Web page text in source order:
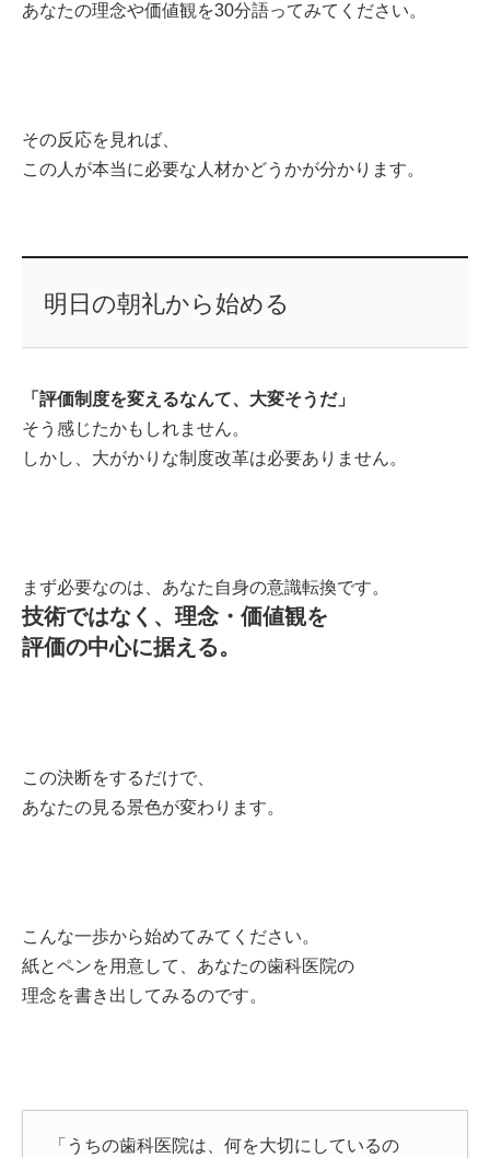
あなたの理念や価値観を30分語ってみてください。
その反応を見れば、
この人が本当に必要な人材かどうかが分かります。
明日の朝礼から始める
「評価制度を変えるなんて、大変そうだ」
そう感じたかもしれません。
しかし、大がかりな制度改革は必要ありません。
まず必要なのは、あなた自身の意識転換です。
技術ではなく、理念・価値観を
評価の中心に据える。
この決断をするだけで、
あなたの見る景色が変わります。
こんな一歩から始めてみてください。
紙とペンを用意して、あなたの歯科医院の
理念を書き出してみるのです。
「うちの歯科医院は、何を大切にしているの